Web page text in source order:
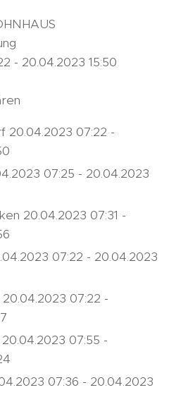
- 20.04.2023 15:50
20.04.2023 07:22 -
07:25 - 20.04.2023
20.04.2023 07:31 -
07:22 - 20.04.2023
07:22 -
07:55 -
07:36 - 20.04.2023